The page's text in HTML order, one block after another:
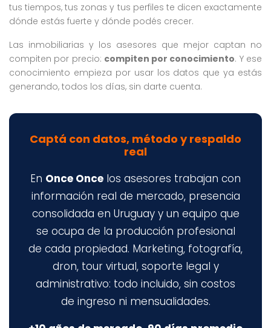
tus tiempos, tus zonas y tus perfiles te dicen exactamente
dónde estás fuerte y dónde podés crecer.
Las inmobiliarias y los asesores que mejor captan no
compiten por precio: compiten por conocimiento. Y ese
conocimiento empieza por usar los datos que ya estás
generando, todos los días, sin darte cuenta.
Captá con datos, método y respaldo
real
En Once Once los asesores trabajan con
información real de mercado, presencia
consolidada en Uruguay y un equipo que
se ocupa de la producción profesional
de cada propiedad. Marketing, fotografía,
dron, tour virtual, soporte legal y
administrativo: todo incluido, sin costos
de ingreso ni mensualidades.